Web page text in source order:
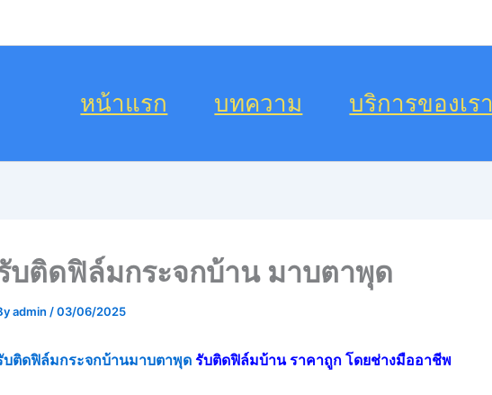
หน้าแรก บทความ บริการของเรา
บติดฟิล์มกระจกบ้าน มาบตาพุด
admin /03/06/2025
บติดฟิล์มกระจกบ้านมาบตาพุดรับติดฟิล์มบ้าน ราคาถูก โดยช่างมืออาชีพ